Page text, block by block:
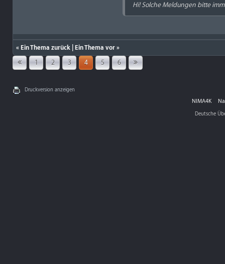
Hi! Solche Meldungen bitte
« Ein Thema zurück Ein Thema vor »
1 2 3 4 5 6
Druckversion anzeigen
NIMA4K
Deutsche